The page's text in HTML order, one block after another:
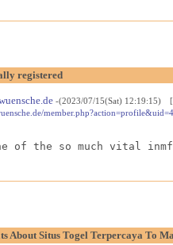
registered
-(2023/07/15(Sat) 12:19:15)
the so much vital
About Situs Togel Terpercaya To